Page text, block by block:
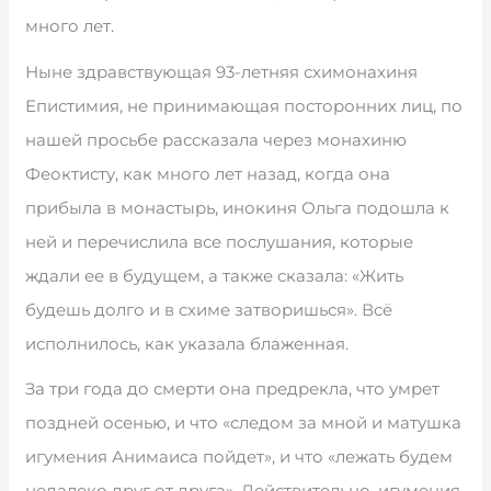
много лет.
Ныне здравствующая 93-летняя схимонахиня
Епистимия, не принимающая посторонних лиц, по
нашей просьбе рассказала через монахиню
Феоктисту, как много лет назад, когда она
прибыла в монастырь, инокиня Ольга подошла к
ней и перечислила все послушания, которые
ждали ее в будущем, а также сказала: «Жить
будешь долго и в схиме затворишься». Всё
исполнилось, как указала блаженная.
За три года до смерти она предрекла, что умрет
поздней осенью, и что «следом за мной и матушка
игумения Анимаиса пойдет», и что «лежать будем